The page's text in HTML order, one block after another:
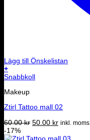
Lägg till Önskelistan
+
Snabbkoll
Makeup
Ztirl Tattoo mall 02
60.00kr Det
priset
50.00 krDet
priset
inkl. moms
-17%